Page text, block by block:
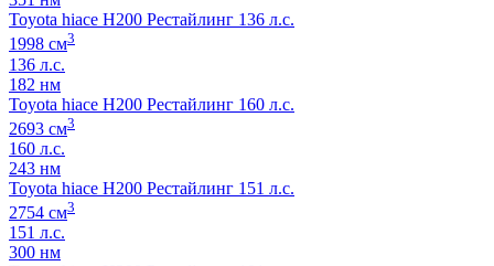
Toyota hiace H200 Рестайлинг 136 л.с.
1998 см3
136 л.с.
182 нм
Toyota hiace H200 Рестайлинг 160 л.с.
2693 см3
160 л.с.
243 нм
Toyota hiace H200 Рестайлинг 151 л.с.
2754 см3
151 л.с.
300 нм